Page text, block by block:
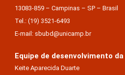
13083-859 – Campinas – SP – Brasil
Tel.: (19) 3521-6493
E-mail: sbubd@unicamp.br
Equipe de desenvolvimento da
Keite Aparecida Duarte